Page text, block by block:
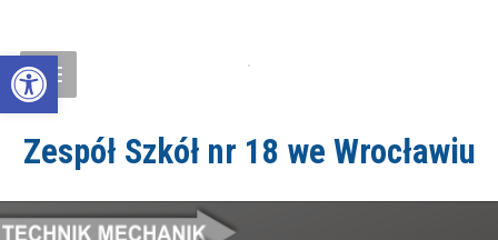
Open toolbar
Zespół Szkół nr 18 we Wrocławiu